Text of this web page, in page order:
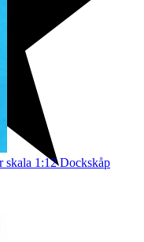
skala 1:12 Dockskåp